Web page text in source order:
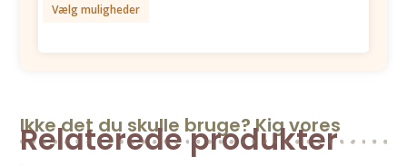
Vælg muligheder
Ikke det du skulle bruge? Kig vores
Relaterede produkter